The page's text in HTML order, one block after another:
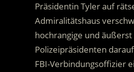
Präsidentin Tyler auf
Admiralitätshaus
hochrangige und
Polizeipräsidenten
FBI-Verbindungsoffizier